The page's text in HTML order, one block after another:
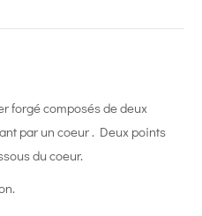
forgé composés de deux
par un coeur . Deux points
du coeur.